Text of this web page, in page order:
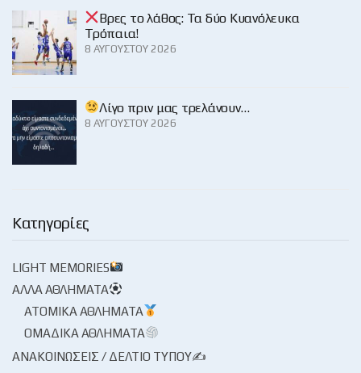
Βρες το λάθος: Τα δύο Κυανόλευκα
Τρόπαια!
8 ΑΥΓΟΎΣΤΟΥ 2026
Λίγο πριν μας τρελάνουν…
8 ΑΥΓΟΎΣΤΟΥ 2026
Κατηγορίες
LIGHT MEMORIES
ΆΛΛΑ ΑΘΛΉΜΑΤΑ
ΑΤΟΜΙΚΆ ΑΘΛΉΜΑΤΑ
ΟΜΑΔΙΚΆ ΑΘΛΉΜΑΤΑ
ΑΝΑΚΟΙΝΏΣΕΙΣ / ΔΕΛΤΊΟ ΤΎΠΟΥ✍